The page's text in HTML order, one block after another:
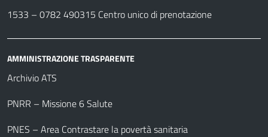
1533 – 0782 490315 Centro unico di prenotazione
AMMINISTRAZIONE TRASPARENTE
Archivio ATS
PNRR – Missione 6 Salute
PNES – Area Contrastare la povertà sanitaria